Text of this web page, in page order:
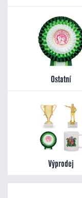
Ostatní
Výprodej